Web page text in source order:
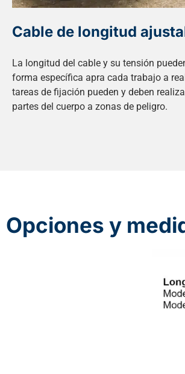
Cable de longitud
La longitud del cable y su tensión
forma específica apra cada trabajo a
tareas de fijación pueden y deben
partes del cuerpo a zonas de peligro.
Opciones y